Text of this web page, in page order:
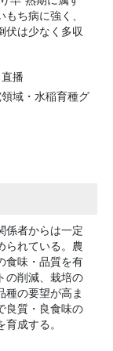
ち病に強く、
伏は少なく多収
播
域・水稲育種グ
係者からは一定
られている。農
食味・品質を有
の削減、栽培の
種の要望が高ま
良質・良食味の
成する。